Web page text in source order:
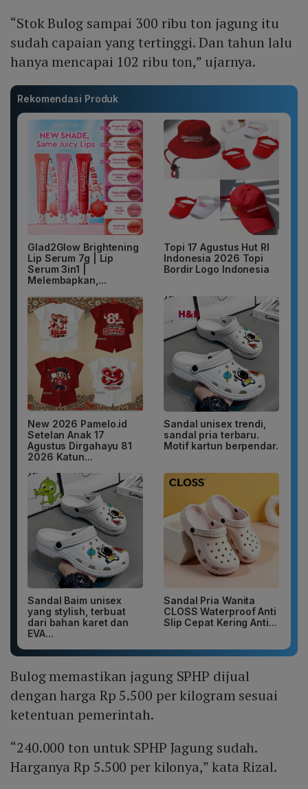
“Stok Bulog sampai 300 ribu ton jagung itu
sudah capaian yang tertinggi. Dan tahun lalu
hanya mencapai 102 ribu ton,” ujarnya.
Rekomendasi Produk
Glad2Glow Brightening
Lip Serum 7g | Lip
Serum 3in1 |
Melembapkan,...
Topi 17 Agustus Hut RI
Indonesia 2026 Topi
Bordir Logo Indonesia
New 2026 Pamelo.id
Setelan Anak 17
Agustus Dirgahayu 81
2026 Katun...
Sandal unisex trendi,
sandal pria terbaru.
Motif kartun berpendar.
Sandal Baim unisex
yang stylish, terbuat
dari bahan karet dan
EVA...
Sandal Pria Wanita
CLOSS Waterproof Anti
Slip Cepat Kering Anti...
Bulog memastikan jagung SPHP dijual
dengan harga Rp 5.500 per kilogram sesuai
ketentuan pemerintah.
“240.000 ton untuk SPHP Jagung sudah.
Harganya Rp 5.500 per kilonya,” kata Rizal.